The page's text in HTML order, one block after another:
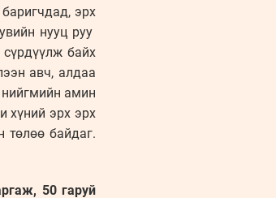
эрх
нууц руу
байх
авч, алдаа
нийгмийн амин
хүний эрх эрх
төлөө байдаг.
50 гаруй